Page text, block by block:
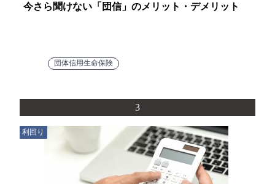
今さら聞けない「団信」のメリット・デメリット
団体信用生命保険
3
利回り